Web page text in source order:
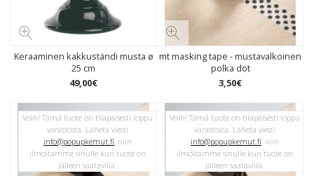
Keraaminen kakkuständi musta ø
25 cm
49,00€
mt masking tape - mustavalkoinen
polka dot
3,50€
Voih! Tämä tuote on tilapäisesti loppu
varastosta. Lähetä viesti
info@popupkemut.fi, niin
ilmoitamme sinulle kun tuote on
jälleen saatavilla.
Voih! Tämä tuote on tilapäisesti loppu
varastosta. Lähetä viesti
info@popupkemut.fi, niin
ilmoitamme sinulle kun tuote on
jälleen saatavilla.